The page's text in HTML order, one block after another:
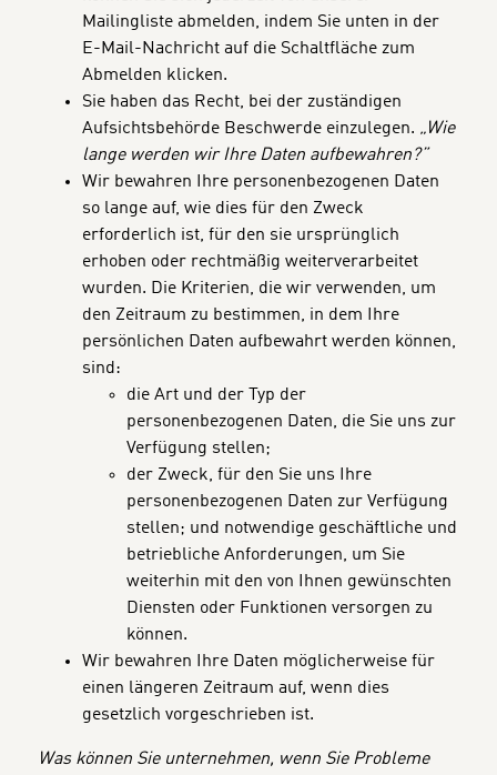
Mailingliste abmelden, indem Sie unten in der
E-Mail-Nachricht auf die Schaltfläche zum
Abmelden klicken.
Sie haben das Recht, bei der zuständigen
Aufsichtsbehörde Beschwerde einzulegen. „Wie
lange werden wir Ihre Daten aufbewahren?”
Wir bewahren Ihre personenbezogenen Daten
so lange auf, wie dies für den Zweck
erforderlich ist, für den sie ursprünglich
erhoben oder rechtmäßig weiterverarbeitet
wurden. Die Kriterien, die wir verwenden, um
den Zeitraum zu bestimmen, in dem Ihre
persönlichen Daten aufbewahrt werden können,
sind:
die Art und der Typ der
personenbezogenen Daten, die Sie uns zur
Verfügung stellen;
der Zweck, für den Sie uns Ihre
personenbezogenen Daten zur Verfügung
stellen; und notwendige geschäftliche und
betriebliche Anforderungen, um Sie
weiterhin mit den von Ihnen gewünschten
Diensten oder Funktionen versorgen zu
können.
Wir bewahren Ihre Daten möglicherweise für
einen längeren Zeitraum auf, wenn dies
gesetzlich vorgeschrieben ist.
Was können Sie unternehmen, wenn Sie Probleme